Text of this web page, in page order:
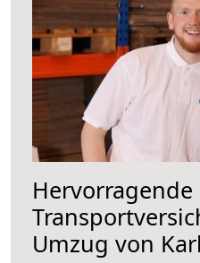
Hervorragende
Umzug von